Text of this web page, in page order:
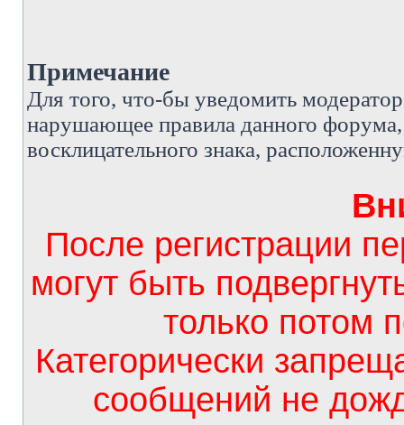
Примечание
Для того, что-бы уведомить
нарушающее правила данного форума,
восклицательного знака,
После регистрации
могут быть
только потом
Категорически
сообщений не